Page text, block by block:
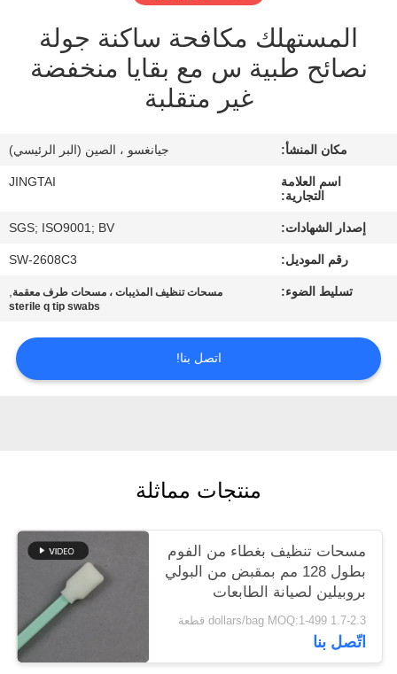
اتصل
أخبار
الحالات
اطلب
عرض
أسعار
خريطة
المستهلك مكافحة ساكنة جولة
نصائح طبية س مع بقايا منخفضة
غير متقلبة
مكان المنشأ: جيانغسو ، الصين (البر الرئيسي)
اسم العلامة
التجارية:
JINGTAI
إصدار الشهادات: SGS; ISO9001; BV
رقم الموديل: SW-2608C3
تسليط الضوء: مسحات تنظيف المذيبات ، مسحات طرف معقمة,
sterile q tip swabs
اتصل بنا!
منتجات مماثلة
مسحات تنظيف بغطاء من الفوم
بطول 128 مم بمقبض من البولي
بروبيلين لصيانة الطابعات
1.7-2.3 dollars/bag MOQ:1-499 قطعة
اتّصل بنا